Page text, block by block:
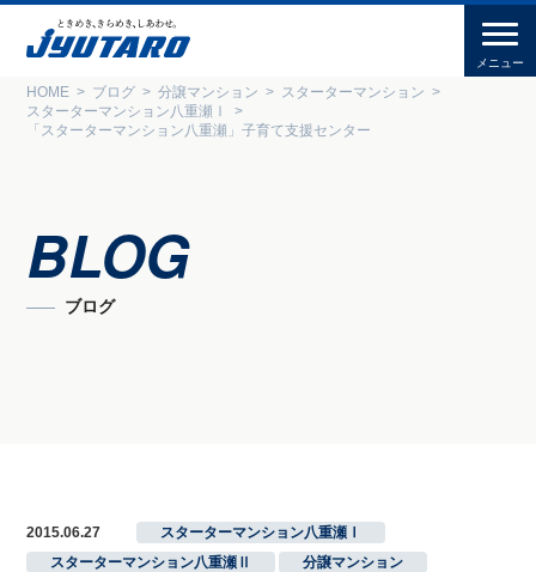
HOME ブログ 分譲マンション
スターターマンション
スターターマンション八重瀬Ⅰ
「スターターマンション八重瀬」子育て支援センター
BLOG
ブログ
2015.06.27 スターターマンション八重瀬Ⅰ
スターターマンション八重瀬Ⅱ
分譲マンション